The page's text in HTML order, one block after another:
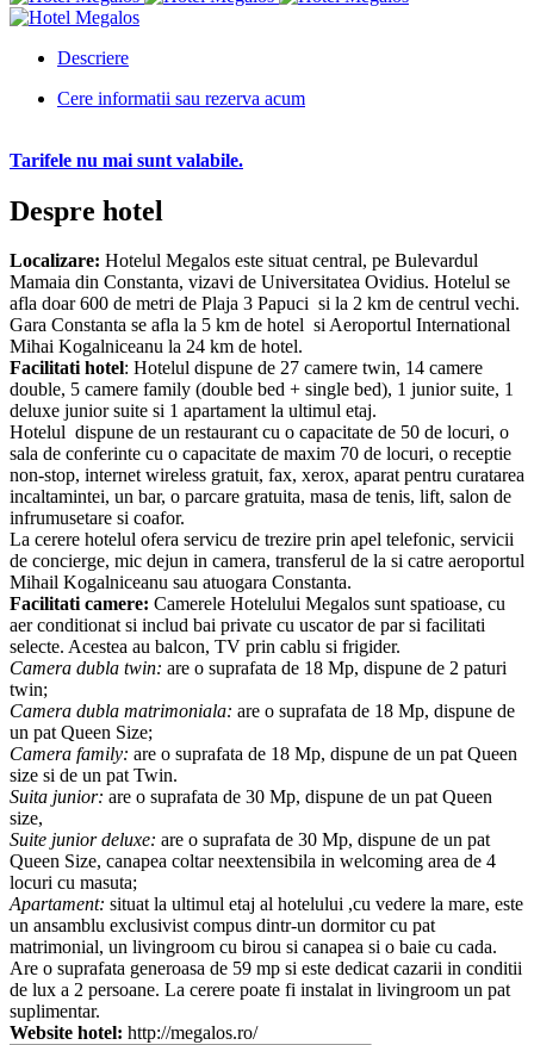
Descriere
Cere informatii sau rezerva acum
Tarifele nu mai sunt valabile.
Despre hotel
Localizare: Hotelul Megalos este situat central, pe Bulevardul
Mamaia din Constanta, vizavi de Universitatea Ovidius. Hotelul se
afla doar 600 de metri de Plaja 3 Papuci si la 2 km de centrul vechi.
Gara Constanta se afla la 5 km de hotel si Aeroportul International
Mihai Kogalniceanu la 24 km de hotel.
Facilitati hotel: Hotelul dispune de 27 camere twin, 14 camere
double, 5 camere family (double bed + single bed), 1 junior suite, 1
deluxe junior suite si 1 apartament la ultimul etaj.
Hotelul dispune de un restaurant cu o capacitate de 50 de locuri, o
sala de conferinte cu o capacitate de maxim 70 de locuri, o receptie
non-stop, internet wireless gratuit, fax, xerox, aparat pentru curatarea
incaltamintei, un bar, o parcare gratuita, masa de tenis, lift, salon de
infrumusetare si coafor.
La cerere hotelul ofera servicu de trezire prin apel telefonic, servicii
de concierge, mic dejun in camera, transferul de la si catre aeroportul
Mihail Kogalniceanu sau atuogara Constanta.
Facilitati camere: Camerele Hotelului Megalos sunt spatioase, cu
aer conditionat si includ bai private cu uscator de par si facilitati
selecte. Acestea au balcon, TV prin cablu si frigider.
Camera dubla twin: are o suprafata de 18 Mp, dispune de 2 paturi
twin;
Camera dubla matrimoniala: are o suprafata de 18 Mp, dispune de
un pat Queen Size;
Camera family: are o suprafata de 18 Mp, dispune de un pat Queen
size si de un pat Twin.
Suita junior: are o suprafata de 30 Mp, dispune de un pat Queen
size,
Suite junior deluxe: are o suprafata de 30 Mp, dispune de un pat
Queen Size, canapea coltar neextensibila in welcoming area de 4
locuri cu masuta;
Apartament: situat la ultimul etaj al hotelului ,cu vedere la mare, este
un ansamblu exclusivist compus dintr-un dormitor cu pat
matrimonial, un livingroom cu birou si canapea si o baie cu cada.
Are o suprafata generoasa de 59 mp si este dedicat cazarii in conditii
de lux a 2 persoane. La cerere poate fi instalat in livingroom un pat
suplimentar.
Website hotel: http://megalos.ro/